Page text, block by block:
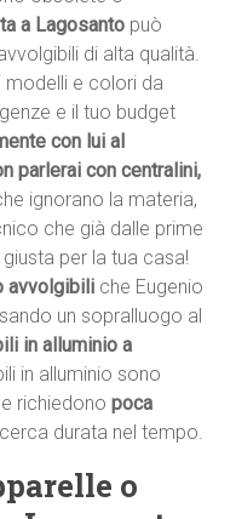
a Lagosanto può
di alta qualità.
modelli e colori da
e il tuo budget
con lui al
parlerai con centralini,
ignorano la materia,
che già dalle prime
per la tua casa!
avvolgibili che Eugenio
un sopralluogo al
in alluminio a
in alluminio sono
richiedonopoca
durata nel tempo.
o